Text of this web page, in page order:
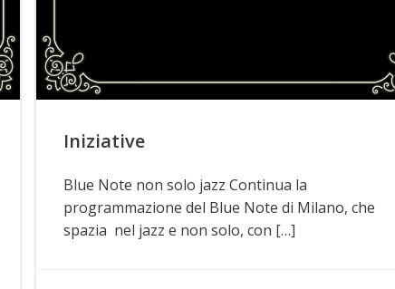
Iniziative
Blue Note non solo jazz Continua la
programmazione del Blue Note di Milano, che
spazia nel jazz e non solo, con […]